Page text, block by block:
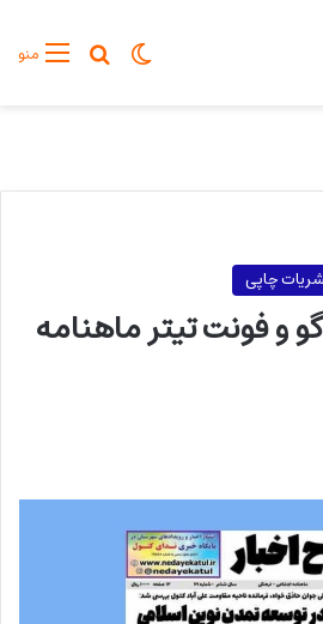
منوجستجو
تغییر پوسته
چاپی
و فونت تیتر ماهنامه